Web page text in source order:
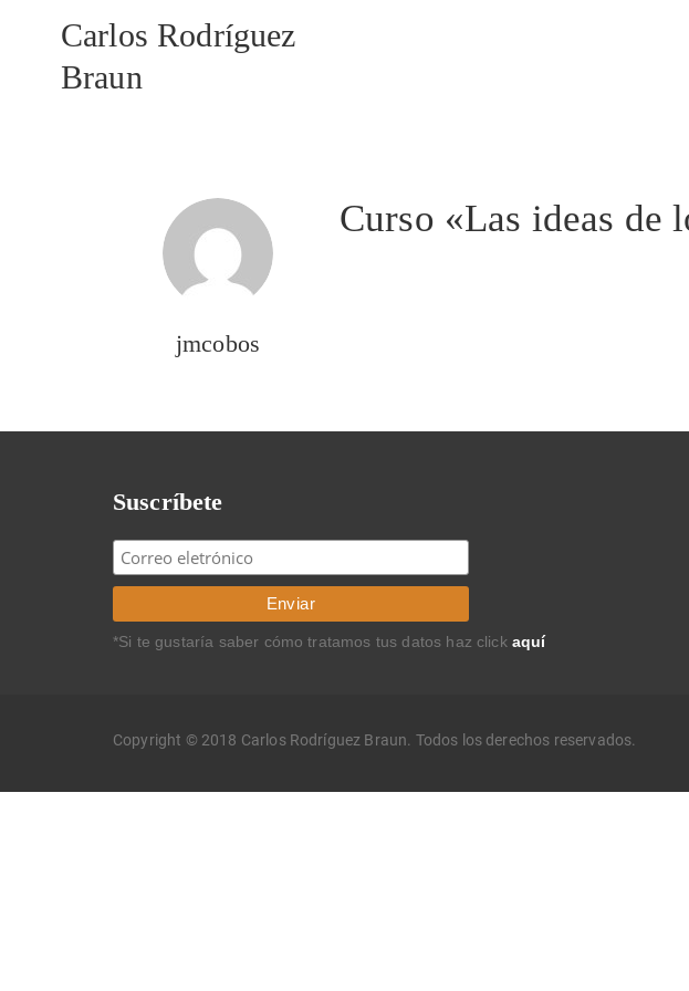
Carlos Rodríguez
Braun
jmcobos
Curso «Las ideas de
Suscríbete
*Si te gustaría saber cómo tratamos tus datos haz click aquí
Copyright © 2018 Carlos Rodríguez Braun. Todos los derechos reservados.